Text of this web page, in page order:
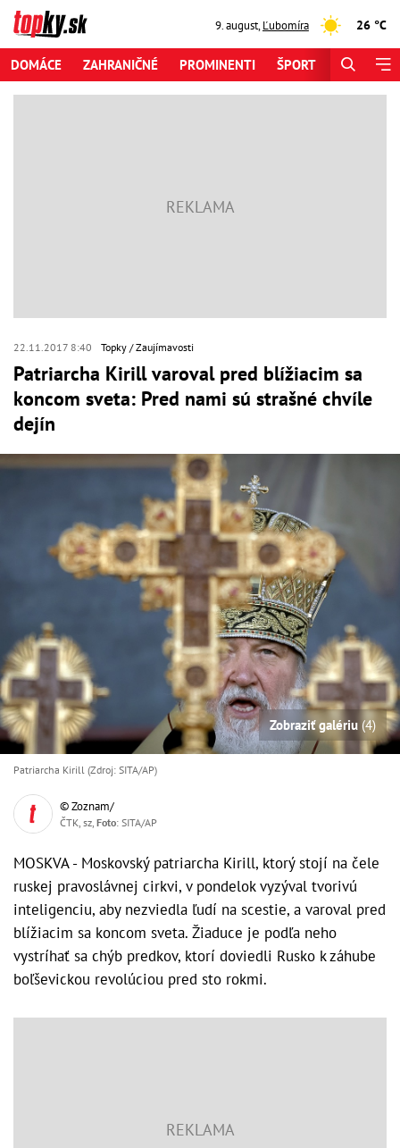
9. august,Ľubomíra 26 °C
DOMÁCE ZAHRANIČNÉ PROMINENTI ŠPORT
22.11.2017 8:40 Topky Zaujímavosti
Patriarcha Kirill varoval pred blížiacim sa
koncom sveta: Pred nami sú strašné chvíle
dejín
Zobraziť galériu (4)
Patriarcha Kirill (Zdroj: SITA/AP)
© Zoznam/
ČTK, sz, Foto: SITA/AP
MOSKVA - Moskovský patriarcha Kirill, ktorý stojí na čele
ruskej pravoslávnej cirkvi, v pondelok vyzýval tvorivú
inteligenciu, aby nezviedla ľudí na scestie, a varoval pred
blížiacim sa koncom sveta. Žiaduce je podľa neho
vystríhať sa chýb predkov, ktorí doviedli Rusko k záhube
boľševickou revolúciou pred sto rokmi.